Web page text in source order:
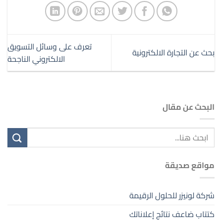
بحث عن التجارة الالكترونية
تعرف على وسائل التسويق
الالكتروني الناجحة
البحث عن مقال
مواقع صديقة
شركة لونيزر للحلول الرقيمة
كتتاب ضاعف نتائج إعلاناتك